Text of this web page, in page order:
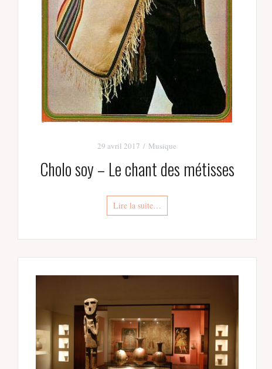
29 avril 2017 Musique
Cholo soy – Le chant des métisses
Lire la suite…